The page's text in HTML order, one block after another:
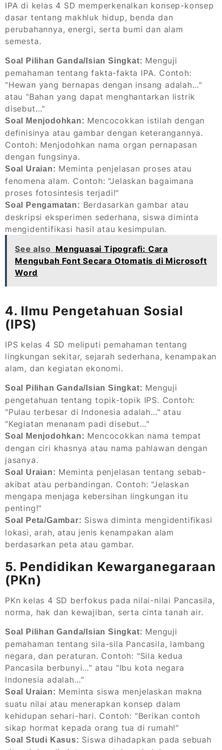
IPA di kelas 4 SD memperkenalkan konsep-konsep
dasar tentang makhluk hidup, benda dan
perubahannya, energi, serta bumi dan alam
semesta.
Soal Pilihan Ganda/Isian Singkat: Menguji
pemahaman tentang fakta-fakta IPA. Contoh:
"Hewan yang bernapas dengan insang adalah…"
atau "Bahan yang dapat menghantarkan listrik
disebut…"
Soal Menjodohkan: Mencocokkan istilah dengan
definisinya atau gambar dengan keterangannya.
Contoh: Menjodohkan nama organ pernapasan
dengan fungsinya.
Soal Uraian: Meminta penjelasan proses atau
fenomena alam. Contoh: "Jelaskan bagaimana
proses fotosintesis terjadi!"
Soal Pengamatan: Berdasarkan gambar atau
deskripsi eksperimen sederhana, siswa diminta
mengidentifikasi hasil atau kesimpulan.
See also Menguasai Tipografi: Cara
Mengubah Font Secara Otomatis di Microsoft
Word
4. Ilmu Pengetahuan Sosial
(IPS)
IPS kelas 4 SD meliputi pemahaman tentang
lingkungan sekitar, sejarah sederhana, kenampakan
alam, dan kegiatan ekonomi.
Soal Pilihan Ganda/Isian Singkat: Menguji
pengetahuan tentang topik-topik IPS. Contoh:
"Pulau terbesar di Indonesia adalah…" atau
"Kegiatan menanam padi disebut…"
Soal Menjodohkan: Mencocokkan nama tempat
dengan ciri khasnya atau nama pahlawan dengan
jasanya.
Soal Uraian: Meminta penjelasan tentang sebab-
akibat atau perbandingan. Contoh: "Jelaskan
mengapa menjaga kebersihan lingkungan itu
penting!"
Soal Peta/Gambar: Siswa diminta mengidentifikasi
lokasi, arah, atau jenis kenampakan alam
berdasarkan peta atau gambar.
5. Pendidikan Kewarganegaraan
(PKn)
PKn kelas 4 SD berfokus pada nilai-nilai Pancasila,
norma, hak dan kewajiban, serta cinta tanah air.
Soal Pilihan Ganda/Isian Singkat: Menguji
pemahaman tentang sila-sila Pancasila, lambang
negara, dan peraturan. Contoh: "Sila kedua
Pancasila berbunyi…" atau "Ibu kota negara
Indonesia adalah…"
Soal Uraian: Meminta siswa menjelaskan makna
suatu nilai atau menerapkan konsep dalam
kehidupan sehari-hari. Contoh: "Berikan contoh
sikap hormat kepada orang tua di rumah!"
Soal Studi Kasus: Siswa dihadapkan pada sebuah